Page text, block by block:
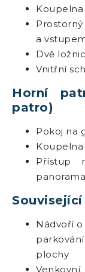
a
Dvě
Vnitřní
Horní
patro)
Pokoj na
Přístup
Nádvoří
plochy